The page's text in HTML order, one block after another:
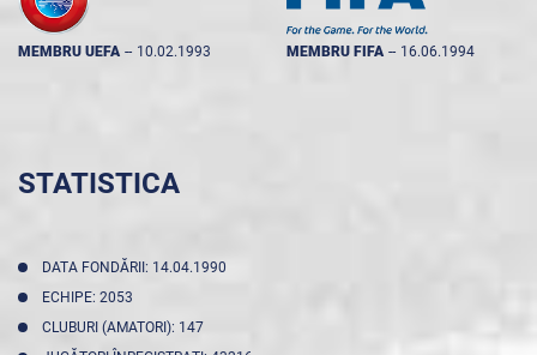
MEMBRU UEFA -- 10.02.1993 MEMBRU FIFA -- 16.06.1994
STATISTICA
DATA FONDĂRII: 14.04.1990
ECHIPE: 2053
CLUBURI (AMATORI): 147